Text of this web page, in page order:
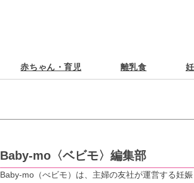
赤ちゃん・育児 離乳食
Baby-mo〈ベビモ〉編集部
Baby-mo（べビモ）は、主婦の友社が運営する妊